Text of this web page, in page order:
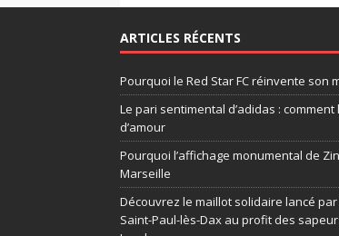
ARTICLES RÉCENTS
Pourquoi le Red Star FC réinvente
Le pari sentimental d’adidas :
d’amour
Pourquoi l’affichage monumental de
Marseille
Découvrez le maillot solidaire lancé par
Saint-Paul-lès-Dax au profit des